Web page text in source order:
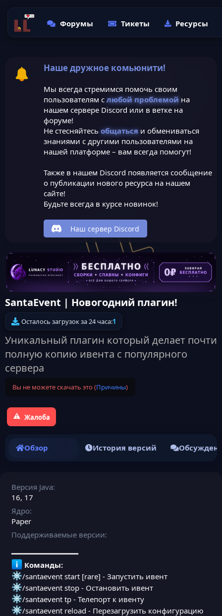
Форумы Тикеты Ресурсы
Наше дружное комьюнити!
Мы всегда стремимся помочь своим
пользователям с любой проблемойна
нашем сервере Discord или в ветке на
форуме!
Не стесняйтесь общатьсяи обмениваться
знаниями с другими пользователями на
нашей платформе – вам всегда помогут!
Также в нашем Discord появляется сообщение
о публикации нового ресурса на нашем
сайте!
Будьте всегда в курсе новинок!
Наш сервер Discord
SantaEvent | Новогодний плагин!
Осталось загрузок за 24 часа:1
Уникальный плагин который делает почти
полную копию ивента с популярного
сервера
Вы не можете скачать это (Причины)
Жалоба
Обзор История версий
Версия Java
16 17
Ядро
Paper
Поддерживаемые версии
━━━━━━━━━━━━━━━
Команды:
/santaevent start [rare] - Запустить ивент
/santaevent stop - Остановить ивент
/santaevent tp - Телепорт к ивенту
/santaevent reload - Перезагрузить конфигурацию